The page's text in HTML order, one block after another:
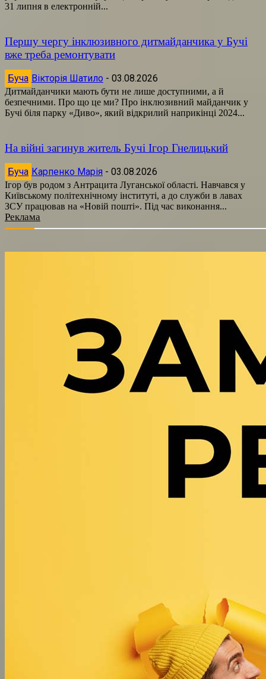
31 липня в електронній...
Першу чергу інклюзивного дитмайданчика у Бучі
вже треба ремонтувати
Буча Вікторія Шатило - 03.08.2026
Дитмайданчики мають бути не лише доступними, а й
безпечними. Про що це ми? Про інклюзивний майданчик у
Бучі біля парку «Диво», який відкрилий наприкінці 2024...
На війні загинув житель Бучі Ігор Гнелицький
Буча Карпенко Марія - 03.08.2026
Ігор був родом з Антрацита Луганської області. Навчався у
Київському політехнічному інституті, а до служби в лавах
ЗСУ працював на «Новій пошті». Під час виконання...
Реклама